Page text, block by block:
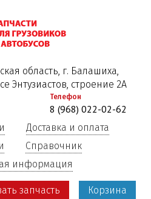
к
основному
область, г. Балашиха,
Энтузиастов, строение 2А
Телефон
8 (968) 022-02-62
Доставка и оплата
Справочник
информация
запчасть Корзина